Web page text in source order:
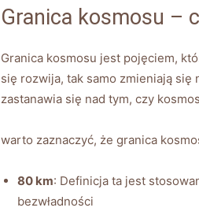
Granica kosmosu –
Granica kosmosu jest pojęciem,
się rozwija, tak samo zmieniają się
zastanawia się nad tym, czy
warto zaznaczyć, że granica
80 km: Definicja ta jest
bezwładności